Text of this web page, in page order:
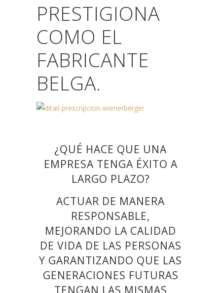
PRESTIGIONA
COMO EL
FABRICANTE
BELGA.
¿QUÉ HACE QUE UNA
EMPRESA TENGA ÉXITO A
LARGO PLAZO?
ACTUAR DE MANERA
RESPONSABLE,
MEJORANDO LA CALIDAD
DE VIDA DE LAS PERSONAS
Y GARANTIZANDO QUE LAS
GENERACIONES FUTURAS
TENGAN LAS MISMAS